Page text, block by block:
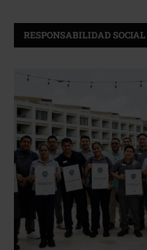
RESPONSABILIDAD SOCIAL